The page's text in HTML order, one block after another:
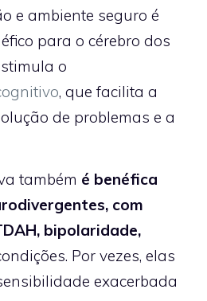
e ambiente seguro é
para o cérebro dos
o
, que facilita a
de problemas e a
também é benéfica
com
bipolaridade,
Por vezes, elas
exacerbada